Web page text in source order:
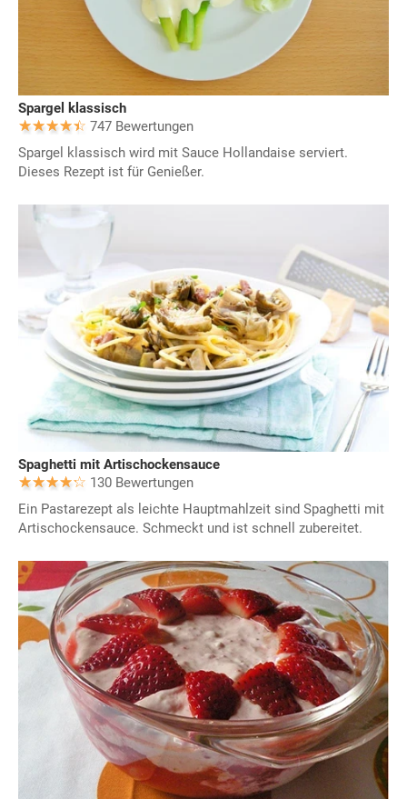
Spargel klassisch
747 Bewertungen
Spargel klassisch wird mit Sauce Hollandaise serviert.
Dieses Rezept ist für Genießer.
Spaghetti mit Artischockensauce
130 Bewertungen
Ein Pastarezept als leichte Hauptmahlzeit sind Spaghetti mit
Artischockensauce. Schmeckt und ist schnell zubereitet.